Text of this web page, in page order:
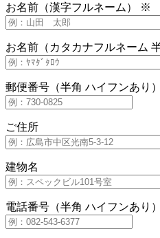
お名前（漢字フルネーム） ※
お名前（カタカナフルネーム 半
郵便番号（半角 ハイフンあり）
ご住所
建物名
電話番号（半角 ハイフンあり